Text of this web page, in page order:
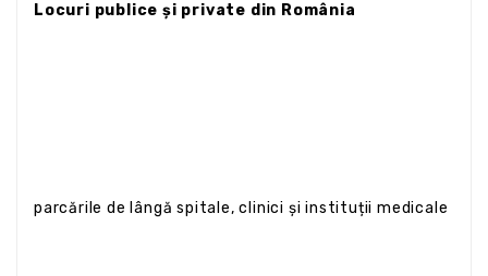
Locuri publice și private din România
parcările de lângă spitale, clinici și instituții medicale